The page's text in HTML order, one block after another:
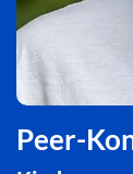
Peer-